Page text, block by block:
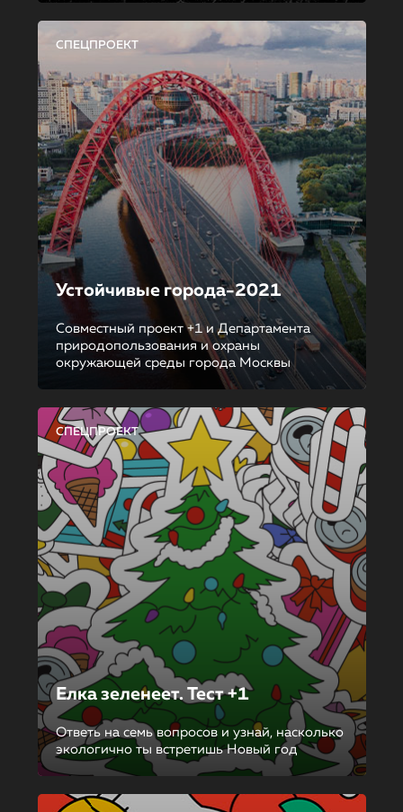
СПЕЦПРОЕКТ
Устойчивые города-2021
Совместный проект +1 и Департамента
природопользования и охраны
окружающей среды города Москвы
СПЕЦПРОЕКТ
Елка зеленеет. Тест +1
Ответь на семь вопросов и узнай, насколько
экологично ты встретишь Новый год